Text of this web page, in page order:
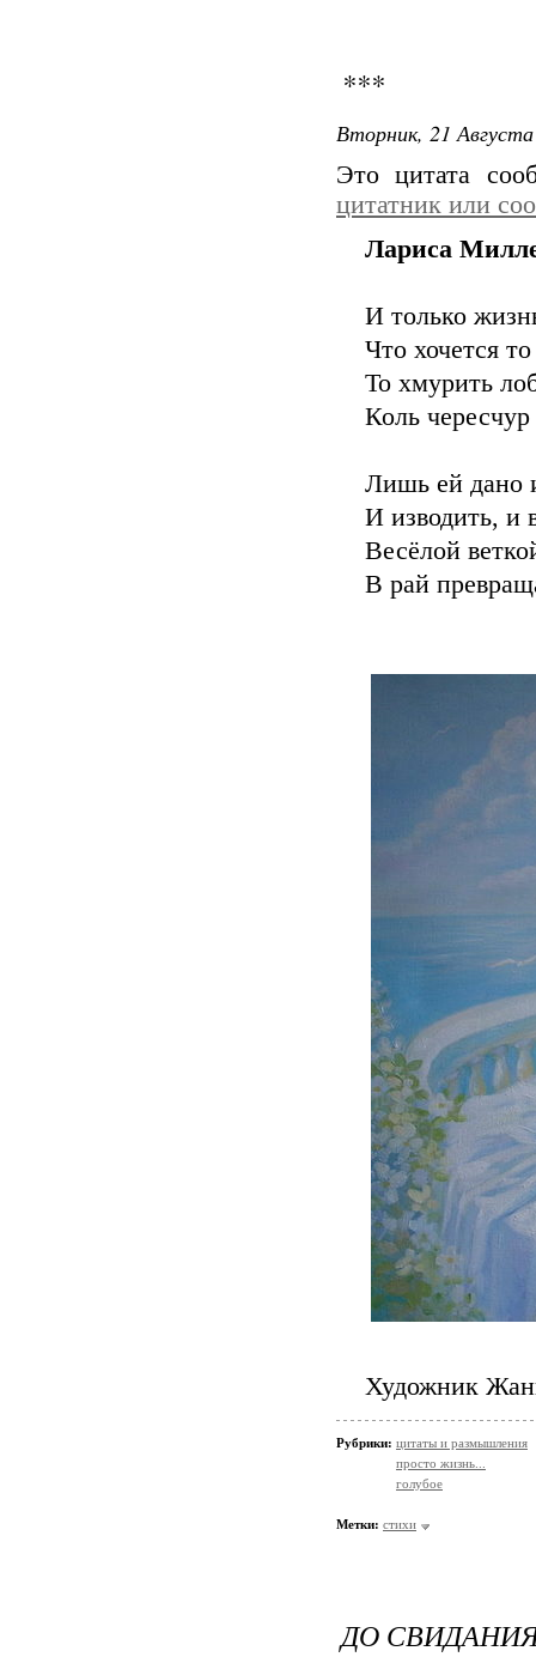
***
Вторник, 21
Это цитата
цитатник или
Лариса
И только
Что хочется
То хмурить
Коль
Лишь ей дано
И изводить, и
Весёлой
В рай
Художник
Рубрики: цитаты и размышления
просто жизнь...
голубое
Метки: стихи
ДО